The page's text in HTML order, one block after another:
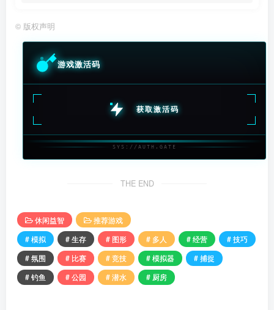
© 版权声明
游戏激活码
获取激活码
SYS://AUTH.GATE
THE END
休闲益智
推荐游戏
# 模拟
# 生存 # 图形 # 多人 # 经营
# 技巧
# 氛围
# 比赛 # 竞技 # 模拟器
# 捕捉
# 钓鱼
# 公园 # 潜水 # 厨房